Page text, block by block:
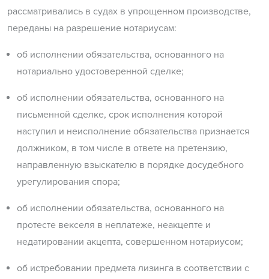
рассматривались в судах в упрощенном производстве,
переданы на разрешение нотариусам:
об исполнении обязательства, основанного на
нотариально удостоверенной сделке;
об исполнении обязательства, основанного на
письменной сделке, срок исполнения которой
наступил и неисполнение обязательства признается
должником, в том числе в ответе на претензию,
направленную взыскателю в порядке досудебного
урегулирования спора;
об исполнении обязательства, основанного на
протесте векселя в неплатеже, неакцепте и
недатировании акцепта, совершенном нотариусом;
об истребовании предмета лизинга в соответствии с